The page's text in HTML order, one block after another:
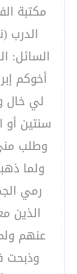
مكتبة
الدرب
السائل:
أخوكم
لي خال
سنتين أو
وطلب
ولما
رمي
الذين
عنهم
وذبحت